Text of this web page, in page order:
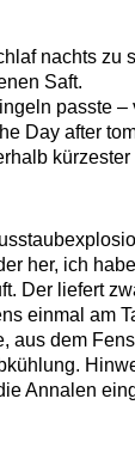
nachts zu
Saft.
passte
Day after
kürzester
her, ich
Der liefert
einmal am
aus dem
Annalen